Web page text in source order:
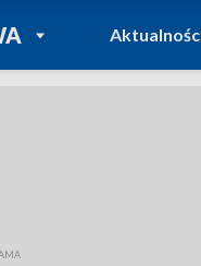
DO
REGIONY